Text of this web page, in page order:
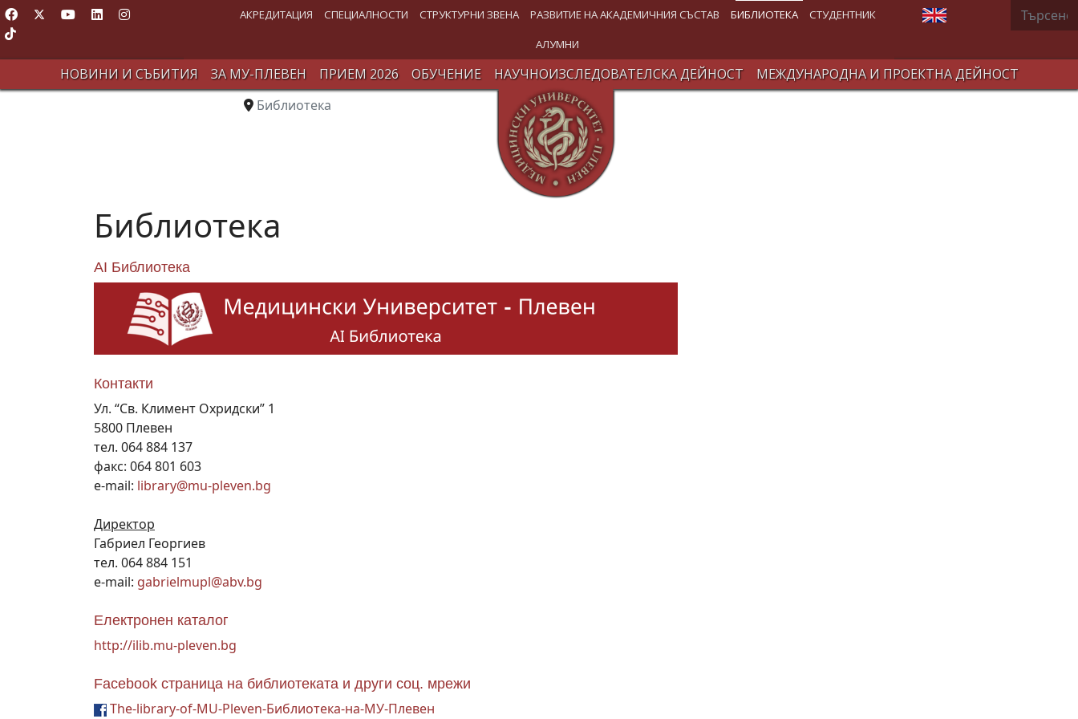
АКРЕДИТАЦИЯ СПЕЦИАЛНОСТИ СТРУКТУРНИ ЗВЕНА РАЗВИТИЕ НА АКАДЕМИЧНИЯ СЪСТАВ БИБЛИОТЕКА СТУДЕНТНИК
АЛУМНИ
Изберете език Търсене
НОВИНИ И СЪБИТИЯ ЗА МУ-ПЛЕВЕН ПРИЕМ 2026 ОБУЧЕНИЕ НАУЧНОИЗСЛЕДОВАТЕЛСКА ДЕЙНОСТ
МЕЖДУНАРОДНА И ПРОЕКТНА ДЕЙНОСТ
Библиотека
Библиотека
AI Библиотека
Контакти
Ул. “Св. Климент Охридски” 1
5800 Плевен
тел. 064 884 137
факс: 064 801 603
e-mail: library@mu-pleven.bg
Директор
Габриел Георгиев
тел. 064 884 151
e-mail: gabrielmupl@abv.bg
Електронен каталог
http://ilib.mu-pleven.bg
Facebook страница на библиотеката и други соц. мрежи
The-library-of-MU-Pleven-Библиотека-на-МУ-Плевен